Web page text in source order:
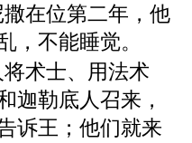
在位第二年，他
，不能睡觉。
术士、用法术
迦勒底人召来，
诉王；他们就来